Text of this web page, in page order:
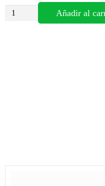
VINO
Añadir al